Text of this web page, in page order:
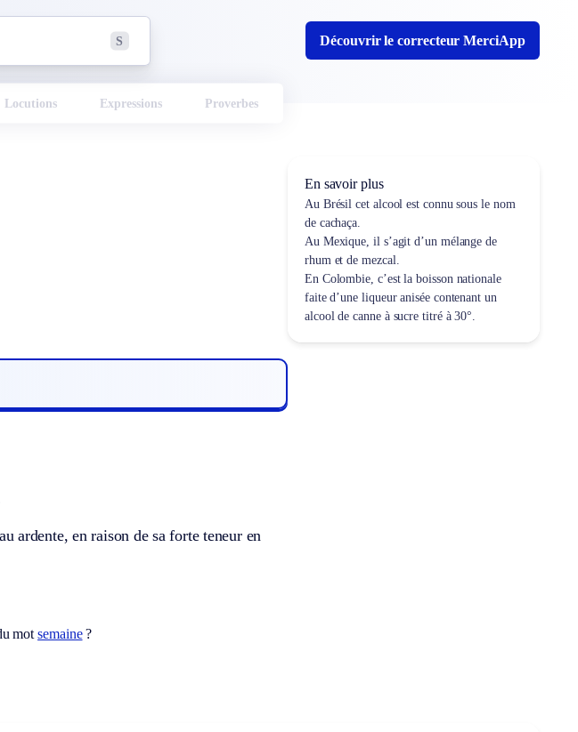
S Découvrir le correcteur MerciApp
Locutions Expressions Proverbes
ardente, en raison de sa forte teneur en
motsemaine?
En savoir plus
Au Brésil cet alcool est connu sous le nom
de cachaça.
Au Mexique, il s’agit d’un mélange de
rhum et de mezcal.
En Colombie, c’est la boisson nationale
faite d’une liqueur anisée contenant un
alcool de canne à sucre titré à 30°.